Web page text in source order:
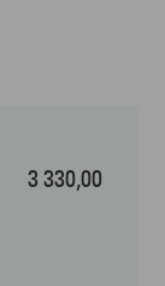
3 330,00